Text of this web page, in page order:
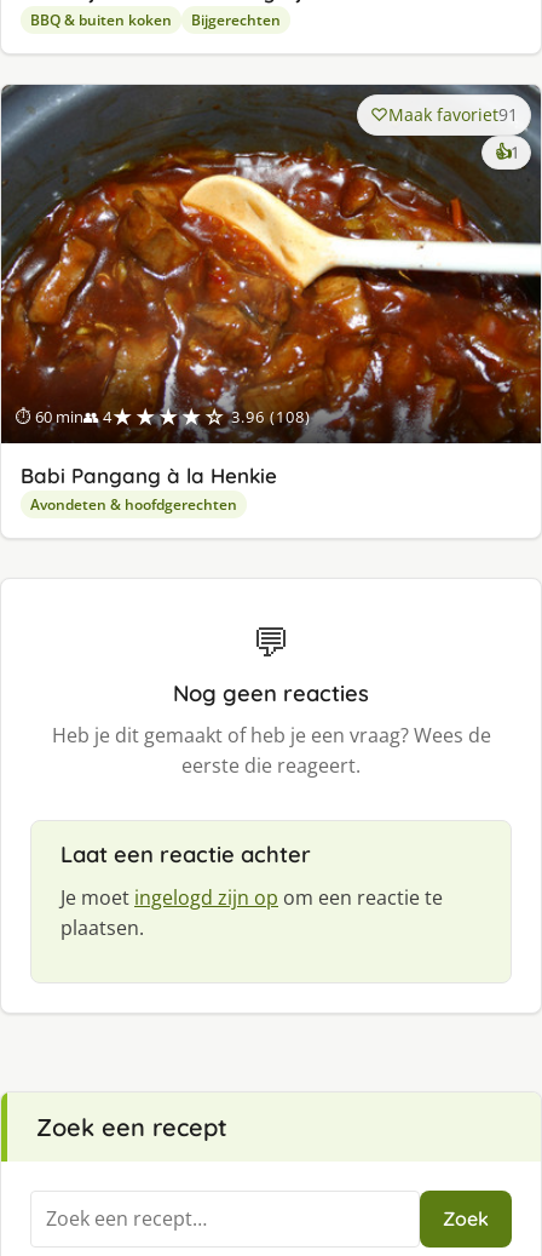
BBQ & buiten koken Bijgerechten
⏱ 60 min👥 4★★★★☆ 3.96 (108)
Maak favoriet91
👍1
Babi Pangang à la Henkie
Avondeten & hoofdgerechten
💬
Nog geen reacties
Heb je dit gemaakt of heb je een vraag? Wees de
eerste die reageert.
Laat een reactie achter
Je moet ingelogd zijn op om een reactie te
plaatsen.
Zoek een recept
Zoeken
naar:
Zoek